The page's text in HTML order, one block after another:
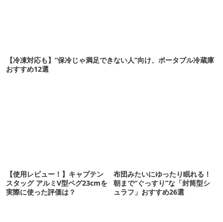
【冷凍対応も】“保冷じゃ満足できない人”向け、ポータブル冷蔵庫
おすすめ12選
【使用レビュー！】キャプテン
スタッグ アルミV型ペグ23cmを
実際に使った評価は？
布団みたいにゆったり眠れる！
朝まで“ぐっすり”な「封筒型シ
ュラフ」おすすめ26選